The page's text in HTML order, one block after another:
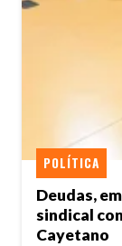
Deudas,
sindical
Cayetano
POLÍTICA